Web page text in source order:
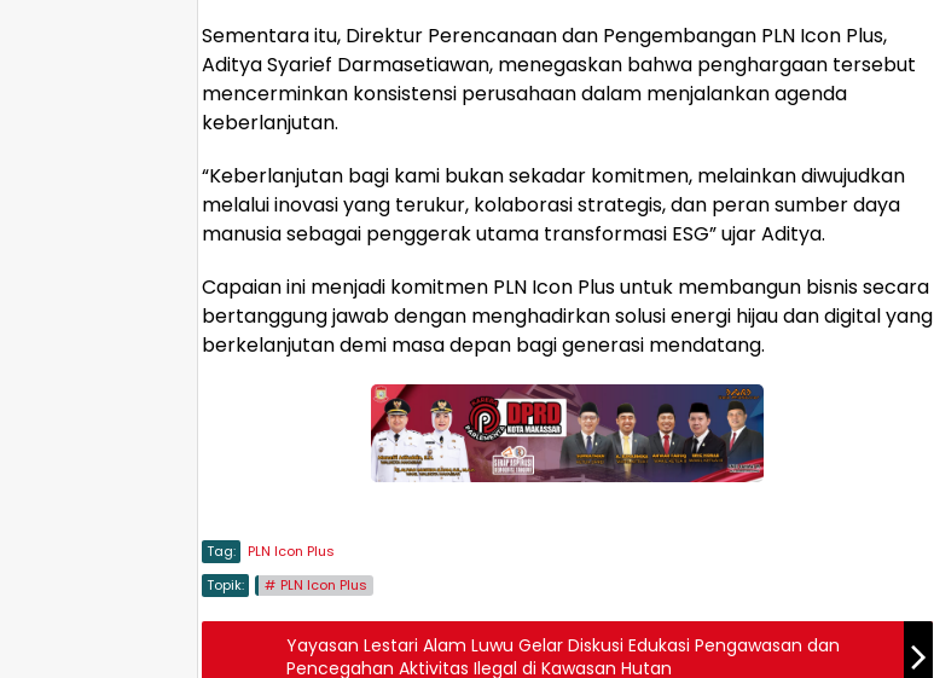
Sementara itu, Direktur Perencanaan dan Pengembangan PLN Icon Plus,
Aditya Syarief Darmasetiawan, menegaskan bahwa penghargaan tersebut
mencerminkan konsistensi perusahaan dalam menjalankan agenda
keberlanjutan.
“Keberlanjutan bagi kami bukan sekadar komitmen, melainkan diwujudkan
melalui inovasi yang terukur, kolaborasi strategis, dan peran sumber daya
manusia sebagai penggerak utama transformasi ESG” ujar Aditya.
Capaian ini menjadi komitmen PLN Icon Plus untuk membangun bisnis secara
bertanggung jawab dengan menghadirkan solusi energi hijau dan digital yang
berkelanjutan demi masa depan bagi generasi mendatang.
Tag:
PLN Icon Plus
Topik:
PLN Icon Plus
Yayasan Lestari Alam Luwu Gelar Diskusi Edukasi Pengawasan dan
Pencegahan Aktivitas Ilegal di Kawasan Hutan